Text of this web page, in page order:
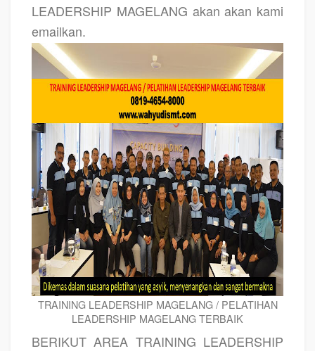
LEADERSHIP MAGELANG akan akan kami
emailkan.
TRAINING LEADERSHIP MAGELANG / PELATIHAN
LEADERSHIP MAGELANG TERBAIK
BERIKUT AREA TRAINING LEADERSHIP